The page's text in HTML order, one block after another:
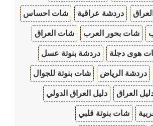
دردشة عراقية شات احساس
شات بحور العرب شات العراق
هوى دجلة دردشة بنوتة عسل
دردشة الرياض شات بنوتة للجوال
العراق دليل العراق الدولي
شات بنوتة قلبي